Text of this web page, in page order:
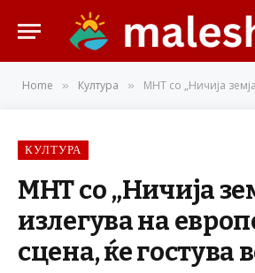
Home » Култура » МНТ со „Ничија земја“ излегува на европската
КУЛТУРА
МНТ со „Ничија
излегува на
сцена, ќе гостува